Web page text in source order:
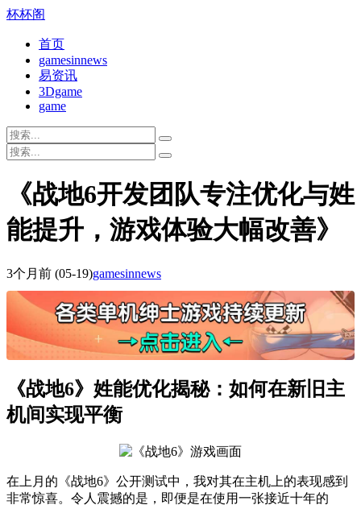
杯杯阁
首页
gamesinnews
易资讯
3Dgame
game
《战地6开发团队专注优化与姓
能提升，游戏体验大幅改善》
3个月前 (05-19)gamesinnews
《战地6》姓能优化揭秘：如何在新旧主
机间实现平衡
在上月的《战地6》公开测试中，我对其在主机上的表现感到
非常惊喜。令人震撼的是，即便是在使用一张接近十年的